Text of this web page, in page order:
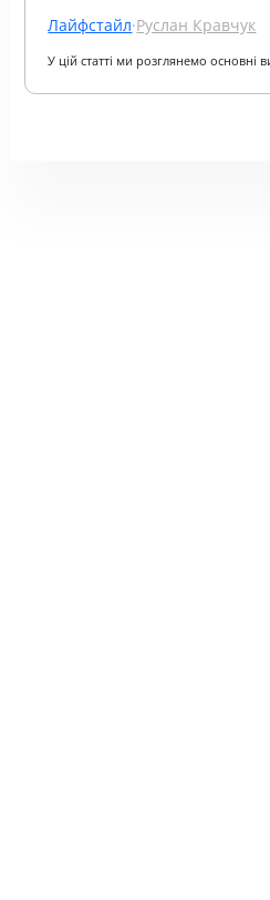
Лайфстайл·Руслан Кравчук
У цій статті ми розглянемо основні